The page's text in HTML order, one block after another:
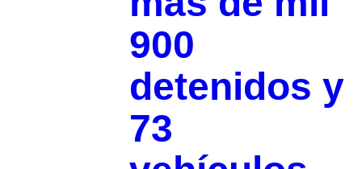
900
detenidos y
73